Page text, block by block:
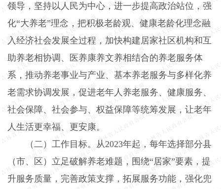
领导，坚持以人民为中心，进一步提高政治站位，强
化“大养老”理念，把积极老龄观、健康老龄化理念融
入经济社会发展全过程，加快构建居家社区机构和互
助养老相协调、医养康养文养相结合的养老服务体
系，推动养老事业与产业、基本养老服务与多样化养
老需求协调发展，促进老年人养老服务、健康服务、
社会保障、社会参与、权益保障等统筹发展，让老年
人生活更幸福、更安康。
（二）工作目标。 从2023年起，每年选择部分县
（市、区）立足破解养老难题，围绕“居家”要素，提
升服务质量，完善政策支撑，拓展服务功能，强化兜